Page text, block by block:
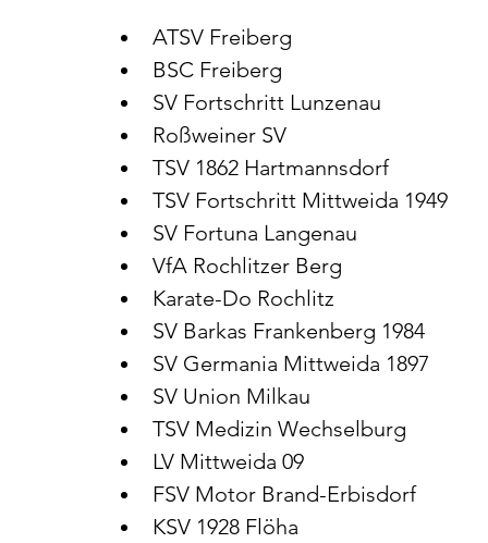
ATSV Freiberg
BSC Freiberg
SV Fortschritt Lunzenau
Roßweiner SV
TSV 1862 Hartmannsdorf
TSV Fortschritt Mittweida 1949
SV Fortuna Langenau
VfA Rochlitzer Berg
Karate-Do Rochlitz
SV Barkas Frankenberg 1984
SV Germania Mittweida 1897
SV Union Milkau
TSV Medizin Wechselburg
LV Mittweida 09
FSV Motor Brand-Erbisdorf
KSV 1928 Flöha